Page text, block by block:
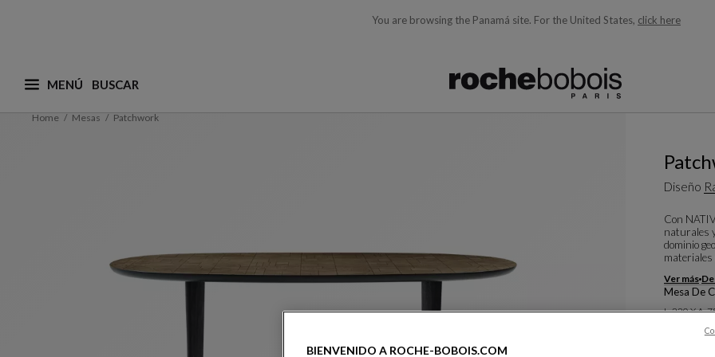
You are browsing the Panamá site. For the United States, click here
MENÚ
¿Qué está buscando? (adaptamos las sugerencias aquí debajo acorde con lo que está buscando)
Home Mesas Patchwork
Diseño
Con
naturales
dominio
materiales
Ver más
Mesa De
L. 220 X A.
Otras
BIENVENIDO A ROCHE-BOBOIS.COM